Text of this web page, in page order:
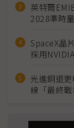
英特爾
2028準時
SpaceX晶
採用NVIDIA
光進銅退
線「最終戰